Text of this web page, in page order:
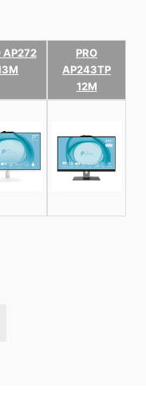
AP272
PRO
AP243TP
12M